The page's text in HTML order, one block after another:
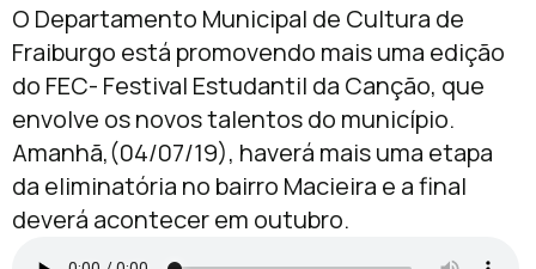
O Departamento Municipal de Cultura de
Fraiburgo está promovendo mais uma edição
do FEC- Festival Estudantil da Canção, que
envolve os novos talentos do município.
Amanhã,(04/07/19), haverá mais uma etapa
da eliminatória no bairro Macieira e a final
deverá acontecer em outubro.